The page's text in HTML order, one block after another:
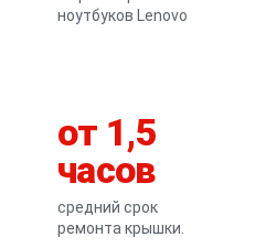
ноутбуков Lenovo
от 1,5
часов
средний срок
ремонта крышки.